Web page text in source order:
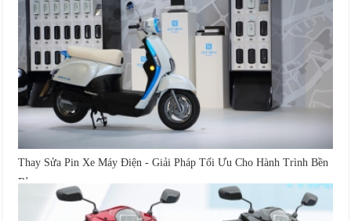
Thay Sửa Pin Xe Máy Điện - Giải Pháp Tối Ưu Cho Hành Trình Bền
Bỉ